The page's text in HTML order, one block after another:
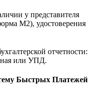
у представителя
M2), удостоверения
отчетности:
или УПД.
Быстрых Платежей